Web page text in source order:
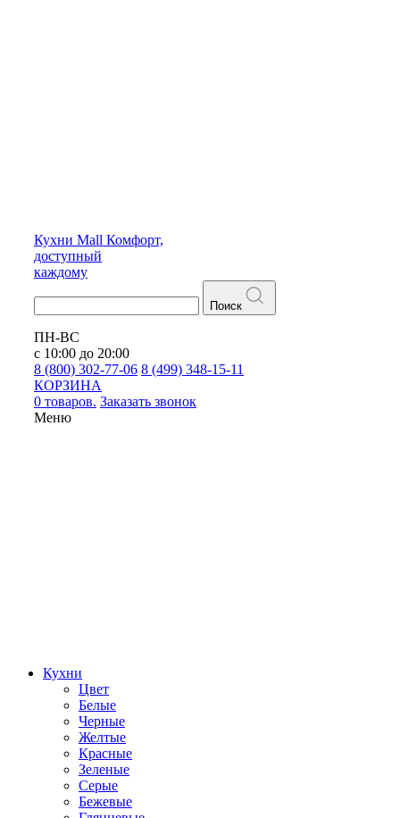
Кухни Mall Комфорт,
доступный
каждому
Поиск
ПН-ВС
с 10:00 до 20:00
8 (800) 302-77-06 8 (499) 348-15-11
КОРЗИНА
0 товаров. Заказать звонок
Меню
Кухни
Цвет
Белые
Черные
Желтые
Красные
Зеленые
Серые
Бежевые